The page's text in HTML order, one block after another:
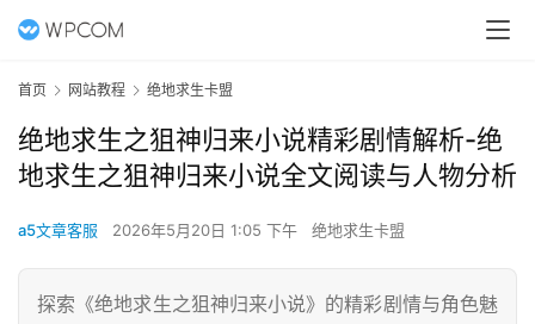
首页 网站教程 绝地求生卡盟
绝地求生之狙神归来小说精彩剧情解析-绝
地求生之狙神归来小说全文阅读与人物分析
a5文章客服 2026年5月20日 1:05 下午 绝地求生卡盟
探索《绝地求生之狙神归来小说》的精彩剧情与角色魅